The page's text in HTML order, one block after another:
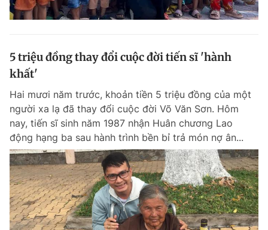
5 triệu đồng thay đổi cuộc đời tiến sĩ 'hành
khất'
Hai mươi năm trước, khoản tiền 5 triệu đồng của một
người xa lạ đã thay đổi cuộc đời Võ Văn Sơn. Hôm
nay, tiến sĩ sinh năm 1987 nhận Huân chương Lao
động hạng ba sau hành trình bền bỉ trả món nợ ân...